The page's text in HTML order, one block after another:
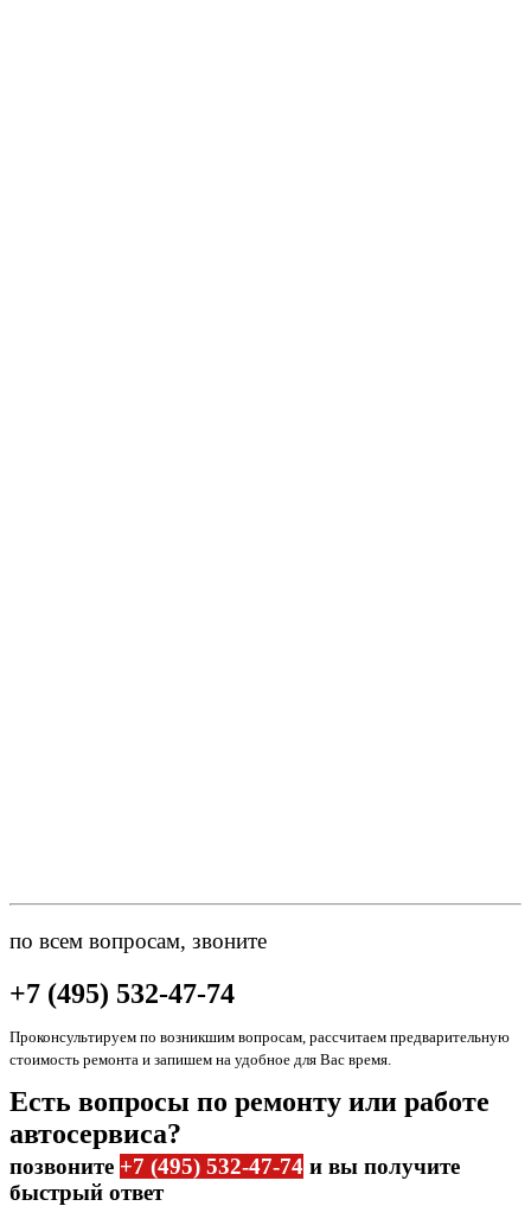
по всем вопросам, звоните
+7 (495) 532-47-74
Проконсультируем по возникшим вопросам, рассчитаем предварительную
стоимость ремонта и запишем на удобное для Вас время.
Есть вопросы по ремонту или работе
автосервиса?
позвоните +7 (495) 532-47-74 и вы получите
быстрый ответ